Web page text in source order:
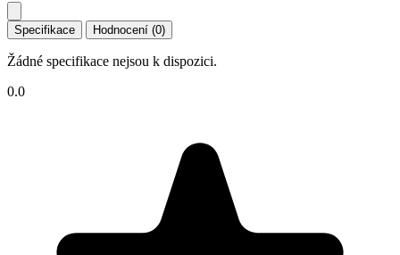
Specifikace Hodnocení (0)
Žádné specifikace nejsou k dispozici.
0.0